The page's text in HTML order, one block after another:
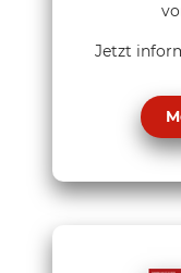
Jetzt